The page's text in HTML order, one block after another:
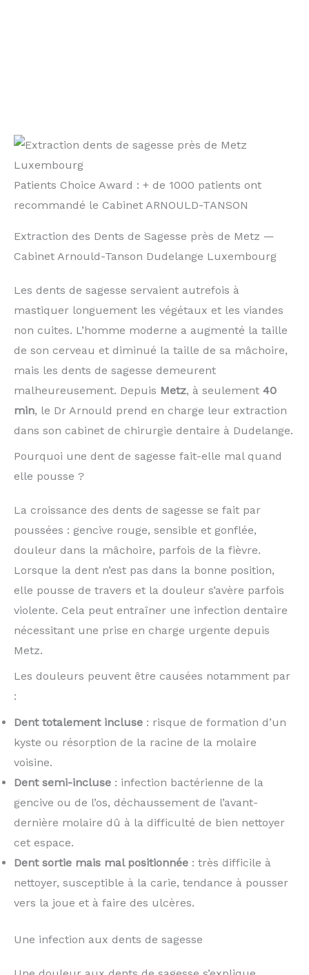
Patients Choice Award : + de 1000 patients ont
recommandé le Cabinet ARNOULD-TANSON
Extraction des Dents de Sagesse près de Metz —
Cabinet Arnould-Tanson Dudelange Luxembourg
Les dents de sagesse servaient autrefois à
mastiquer longuement les végétaux et les viandes
non cuites. L’homme moderne a augmenté la taille
de son cerveau et diminué la taille de sa mâchoire,
mais les dents de sagesse demeurent
malheureusement. Depuis Metz, à seulement 40
min, le Dr Arnould prend en charge leur extraction
dans son cabinet de chirurgie dentaire à Dudelange.
Pourquoi une dent de sagesse fait-elle mal quand
elle pousse ?
La croissance des dents de sagesse se fait par
poussées : gencive rouge, sensible et gonflée,
douleur dans la mâchoire, parfois de la fièvre.
Lorsque la dent n’est pas dans la bonne position,
elle pousse de travers et la douleur s’avère parfois
violente. Cela peut entraîner une infection dentaire
nécessitant une prise en charge urgente depuis
Metz.
Les douleurs peuvent être causées notamment par
:
Dent totalement incluse : risque de formation d’un
kyste ou résorption de la racine de la molaire
voisine.
Dent semi-incluse : infection bactérienne de la
gencive ou de l’os, déchaussement de l’avant-
dernière molaire dû à la difficulté de bien nettoyer
cet espace.
Dent sortie mais mal positionnée : très difficile à
nettoyer, susceptible à la carie, tendance à pousser
vers la joue et à faire des ulcères.
Une infection aux dents de sagesse